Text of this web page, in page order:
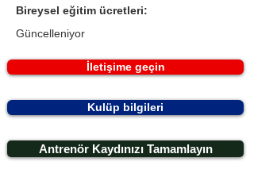
Bireysel eğitim ücretleri:
Güncelleniyor
İletişime geçin
Kulüp bilgileri
Antrenör Kaydınızı Tamamlayın